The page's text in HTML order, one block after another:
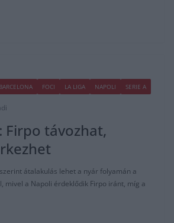
BARCELONA FOCI LA LIGA NAPOLI SERIE A
Firpo távozhat,
átalakulás lehet a nyár folyamán a
mivel a Napoli érdeklődik Firpo iránt, míg a